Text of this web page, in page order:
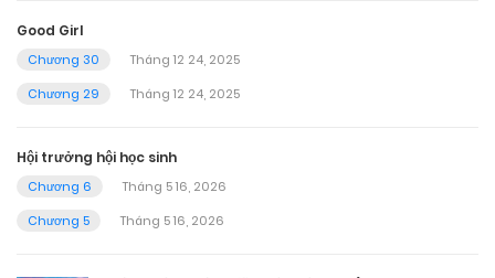
Good Girl
Chương 30
Tháng 12 24, 2025
Chương 29
Tháng 12 24, 2025
Hội trưởng hội học sinh
Chương 6
Tháng 5 16, 2026
Chương 5
Tháng 5 16, 2026